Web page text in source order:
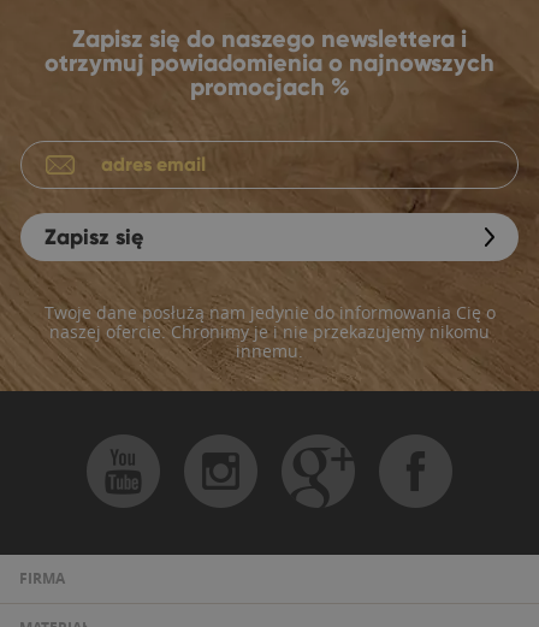
Zapisz się do naszego newslettera i
otrzymuj powiadomienia o najnowszych
promocjach %
Zapisz się
Twoje dane posłużą nam jedynie do informowania Cię o
naszej ofercie. Chronimy je i nie przekazujemy nikomu
innemu.
FIRMA